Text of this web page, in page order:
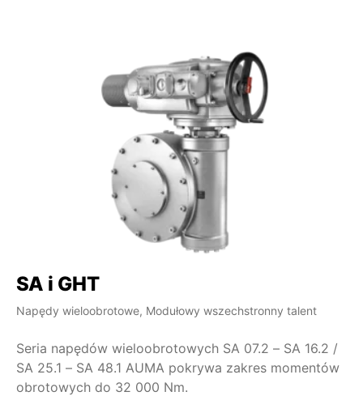
SA i GHT
Napędy wieloobrotowe, Modułowy wszechstronny talent
Seria napędów wieloobrotowych SA 07.2 – SA 16.2 /
SA 25.1 – SA 48.1 AUMA pokrywa zakres momentów
obrotowych do 32 000 Nm.